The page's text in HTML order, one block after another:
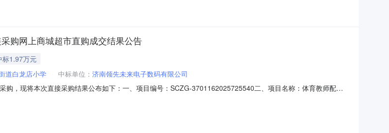
购网上商城超市直购成交结果公告
标1.97万元
道白龙店小学 中标单位： 济南领先未来电子数码有限公司
，现将本次直接采购结果公布如下：一、项目编号：SCZG-3701162025725540二、项目名称：体育教师配备
目商品名称品牌型号数量单价（元）小计（元）1乒乓球桌红双喜/DHS室外乒乓球台乒